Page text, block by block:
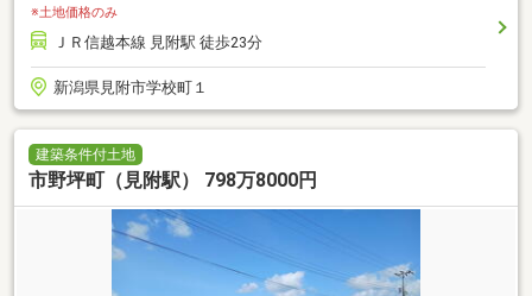
※土地価格のみ
ＪＲ信越本線 見附駅 徒歩23分
新潟県見附市学校町１
建築条件付土地
市野坪町（見附駅） 798万8000円